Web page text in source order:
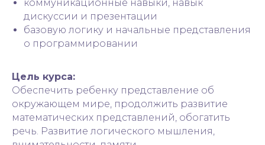
коммуникационные навыки, навык
дискуссии и презентации
базовую логику и начальные представления
о программировании
Цель курса:
Обеспечить ребенку представление об
окружающем мире, продолжить развитие
математических представлений, обогатить
речь. Развитие логического мышления,